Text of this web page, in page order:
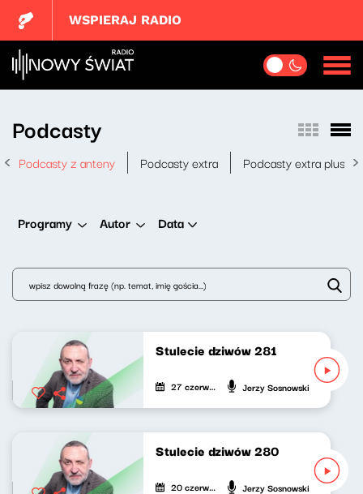
WSPIERAJ RADIO
Podcasty
Podcasty z anteny Podcasty extra Podcasty extra plus
Programy Autor Data
Stulecie dziwów 281
27 czerwca 2026 Jerzy Sosnowski
Stulecie dziwów 280
20 czerwca 2026 Jerzy Sosnowski